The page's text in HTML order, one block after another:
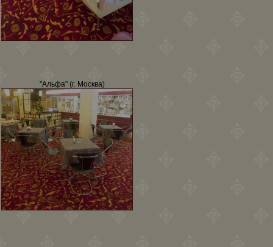
"Альфа" (г. Москва)